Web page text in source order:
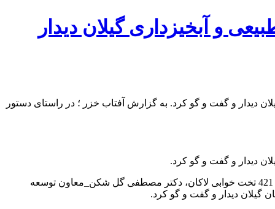
و آبخیزداری گیلان دیدار
دیدار و گفت و گو کرد. به گزارش آفتاب خزر ؛ در راستای دستور
دیدار و گفت و گو کرد.
به گزارش آفتاب خزر ؛ در راستای دستور رئیس سازمان جنگلها و مراتع استان، در خصوص رفع مشکلات زمین و زیرساخت های بیمارستان 421 تخت خوابی لاکان، دکتر مصطفی گل شکن_معاون توسعه
گیلان دیدار و گفت و گو کرد.